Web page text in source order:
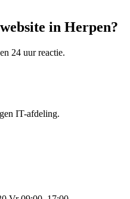
in Herpen?
24 uur reactie.
IT-afdeling.